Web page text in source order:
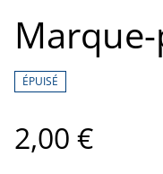
ÉPUISÉ
2,00 €